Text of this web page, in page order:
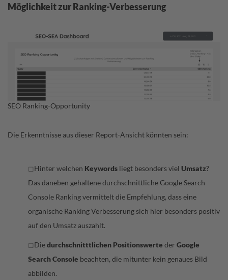
Möglichkeit zur Ranking-Verbesserung
SEO Ranking-Opportunity
Die Erkenntnisse aus dieser Report-Ansicht könnten sein:
◻Hinter welchen Keywords liegt besonders viel Umsatz?
Das daneben gehaltene durchschnittliche Google Search
Console Ranking vermittelt die Empfehlung, dass eine
organische Ranking Verbesserung sich hier besonders positiv
auf den Umsatz auszahlt.
◻Diedurchschnitttlichen Positionswerte der Google
Search Console beachten, die mitunter kein genaues Bild
abbilden.